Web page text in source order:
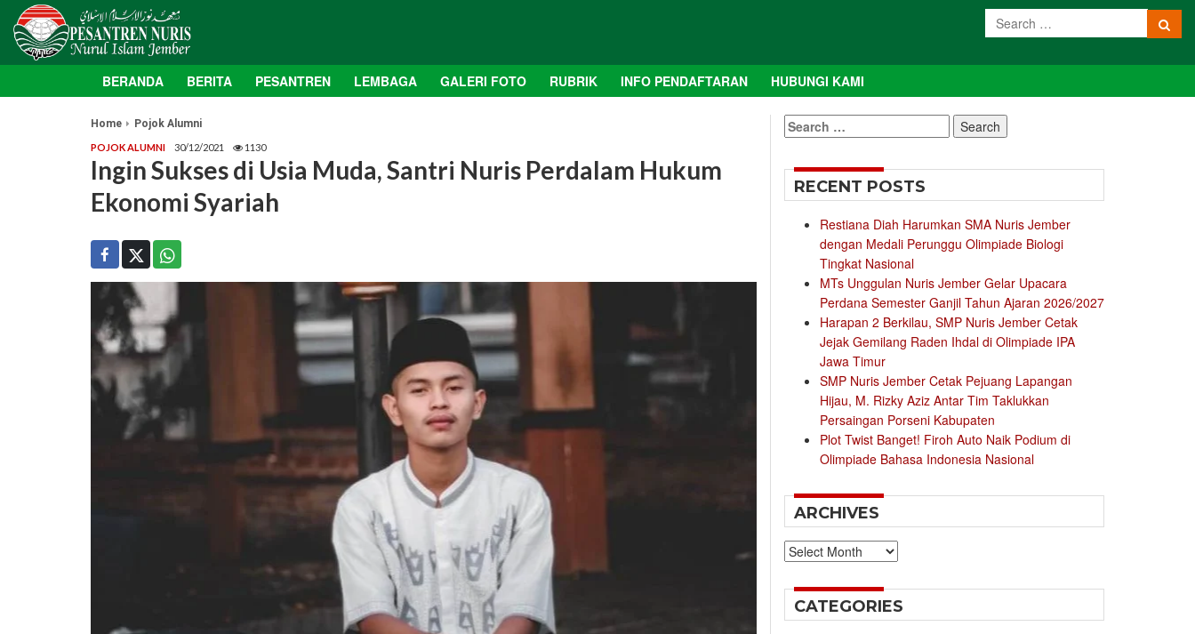
BERANDA BERITA PESANTREN LEMBAGA GALERI FOTO RUBRIK INFO PENDAFTARAN HUBUNGI KAMI
Home Pojok Alumni
POJOK ALUMNI 30/12/2021 1130
Ingin Sukses di Usia Muda, Santri Nuris Perdalam Hukum
Ekonomi Syariah
Search
for:
RECENT POSTS
Restiana Diah Harumkan SMA Nuris Jember
dengan Medali Perunggu Olimpiade Biologi
Tingkat Nasional
MTs Unggulan Nuris Jember Gelar Upacara
Perdana Semester Ganjil Tahun Ajaran 2026/2027
Harapan 2 Berkilau, SMP Nuris Jember Cetak
Jejak Gemilang Raden Ihdal di Olimpiade IPA
Jawa Timur
SMP Nuris Jember Cetak Pejuang Lapangan
Hijau, M. Rizky Aziz Antar Tim Taklukkan
Persaingan Porseni Kabupaten
Plot Twist Banget! Firoh Auto Naik Podium di
Olimpiade Bahasa Indonesia Nasional
ARCHIVES
Archives
CATEGORIES